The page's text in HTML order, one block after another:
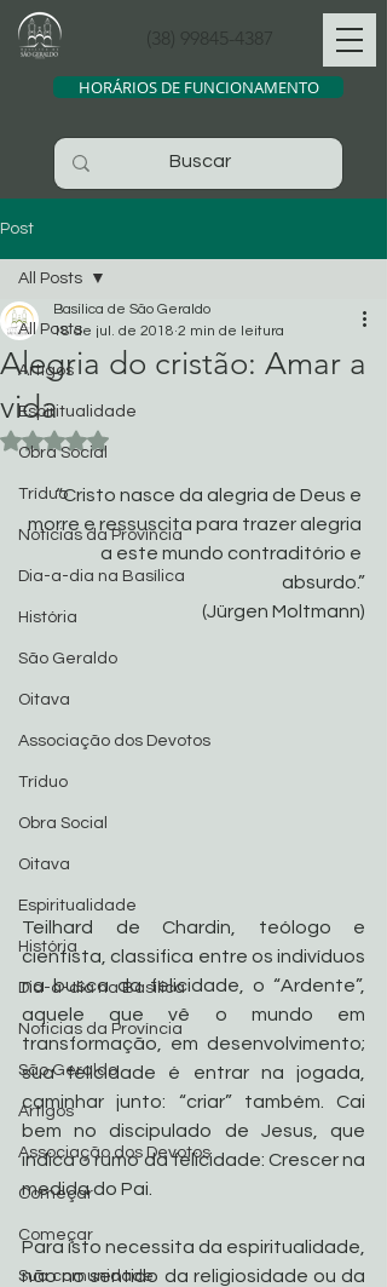
(38) 99845-4387
HORÁRIOS DE FUNCIONAMENTO
Post
All Posts
Artigos
Espiritualidade
Obra Social
Tríduo
Noticias da Província
Dia-a-dia na Basílica
História
São Geraldo
Oitava
Associação dos Devotos
Tríduo
Obra Social
Oitava
Espiritualidade
História
Dia-a-dia na Basílica
Noticias da Província
São Geraldo
Artigos
Associação dos Devotos
Começar
Começar
Sua comunidade
All Posts
Alegria do cristão: Amar a
vida
Basílica de São Geraldo
18 de jul. de 2018 2 min de leitura
Avaliado com NaN de 5 estrelas.
“Cristo nasce da alegria de Deus e
morre e ressuscita para trazer alegria
a este mundo contraditório e
absurdo.”
(Jürgen Moltmann)
Teilhard de Chardin, teólogo e
cientista, classifica entre os indivíduos
na busca da felicidade, o “Ardente”,
aquele que vê o mundo em
transformação, em desenvolvimento;
sua felicidade é entrar na jogada,
caminhar junto: “criar” também. Cai
bem no discipulado de Jesus, que
indica o rumo da felicidade: Crescer na
medida do Pai.
Para isto necessita da espiritualidade,
não no sentido da religiosidade ou da